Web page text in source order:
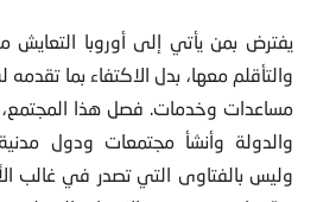
يفترض بمن يأتي إلى أوروبا التعايش
والتأقلم معها، بدل الاكتفاء بما
مساعدات وخدمات. فصل هذا المجتمع،
والدولة وأنشأ مجتمعات ودول
وليس بالفتاوى التي تصدر في غالب